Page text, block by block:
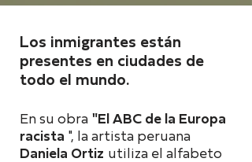
Los inmigrantes están
presentes en ciudades de
todo el mundo.
En su obra "El ABC de la Europa
racista ", la artista peruana
Daniela Ortiz utiliza el alfabeto